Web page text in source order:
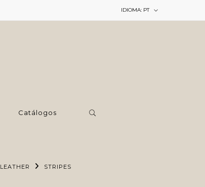
IDIOMA: PT
Catálogos
LEATHER STRIPES